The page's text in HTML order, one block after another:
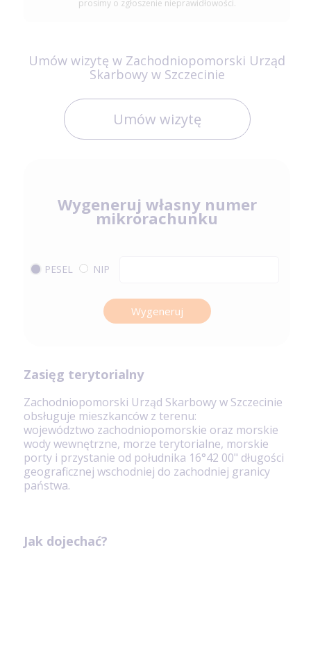
prosimy o zgłoszenie nieprawidłowości.
Umów wizytę w Zachodniopomorski Urząd
Skarbowy w Szczecinie
Umów wizytę
Wygeneruj własny numer
mikrorachunku
PESEL NIP
Wygeneruj
Zasięg terytorialny
Zachodniopomorski Urząd Skarbowy w Szczecinie
obsługuje mieszkanców z terenu:
województwo zachodniopomorskie oraz morskie
wody wewnętrzne, morze terytorialne, morskie
porty i przystanie od południka 16°42 00" długości
geograficznej wschodniej do zachodniej granicy
państwa.
Jak dojechać?